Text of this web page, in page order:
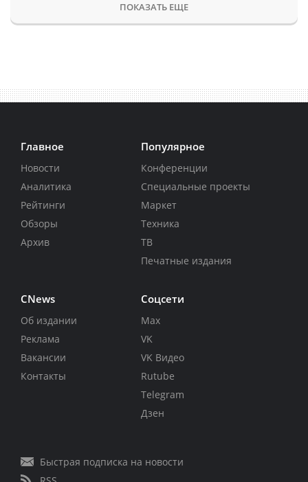
ПОКАЗАТЬ ЕЩЕ
Главное
Новости
Аналитика
Рейтинги
Обзоры
Архив
Популярное
Конференции
Специальные проекты
Маркет
Техника
ТВ
Печатные издания
CNews
Об издании
Реклама
Вакансии
Контакты
Соцсети
Max
VK
VK Видео
Rutube
Telegram
Дзен
Быстрая подписка на новости